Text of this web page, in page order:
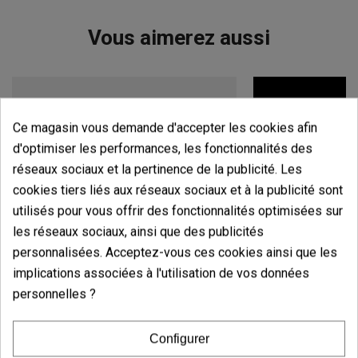
Vous aimerez aussi
13,60 € 7,20 €
Ce magasin vous demande d'accepter les cookies afin
d'optimiser les performances, les fonctionnalités des
réseaux sociaux et la pertinence de la publicité. Les
cookies tiers liés aux réseaux sociaux et à la publicité sont
utilisés pour vous offrir des fonctionnalités optimisées sur
les réseaux sociaux, ainsi que des publicités
personnalisées. Acceptez-vous ces cookies ainsi que les
implications associées à l'utilisation de vos données
personnelles ?
Configurer